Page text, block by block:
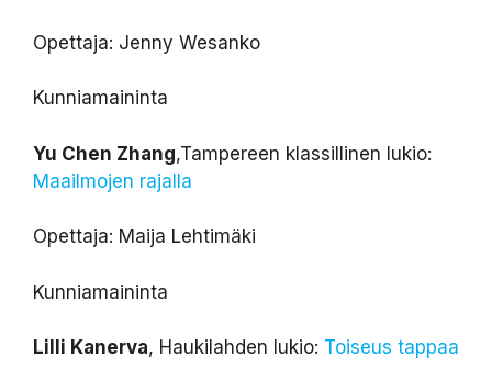
Opettaja: Jenny Wesanko
Kunniamaininta
Yu Chen Zhang,Tampereen klassillinen lukio:
Maailmojen rajalla
Opettaja: Maija Lehtimäki
Kunniamaininta
Lilli Kanerva, Haukilahden lukio: Toiseus tappaa